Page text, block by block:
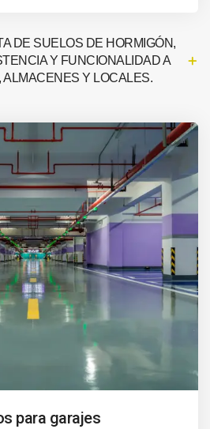
DE SUELOS DE HORMIGÓN,
Y FUNCIONALIDAD A
Y LOCALES.
para garajes